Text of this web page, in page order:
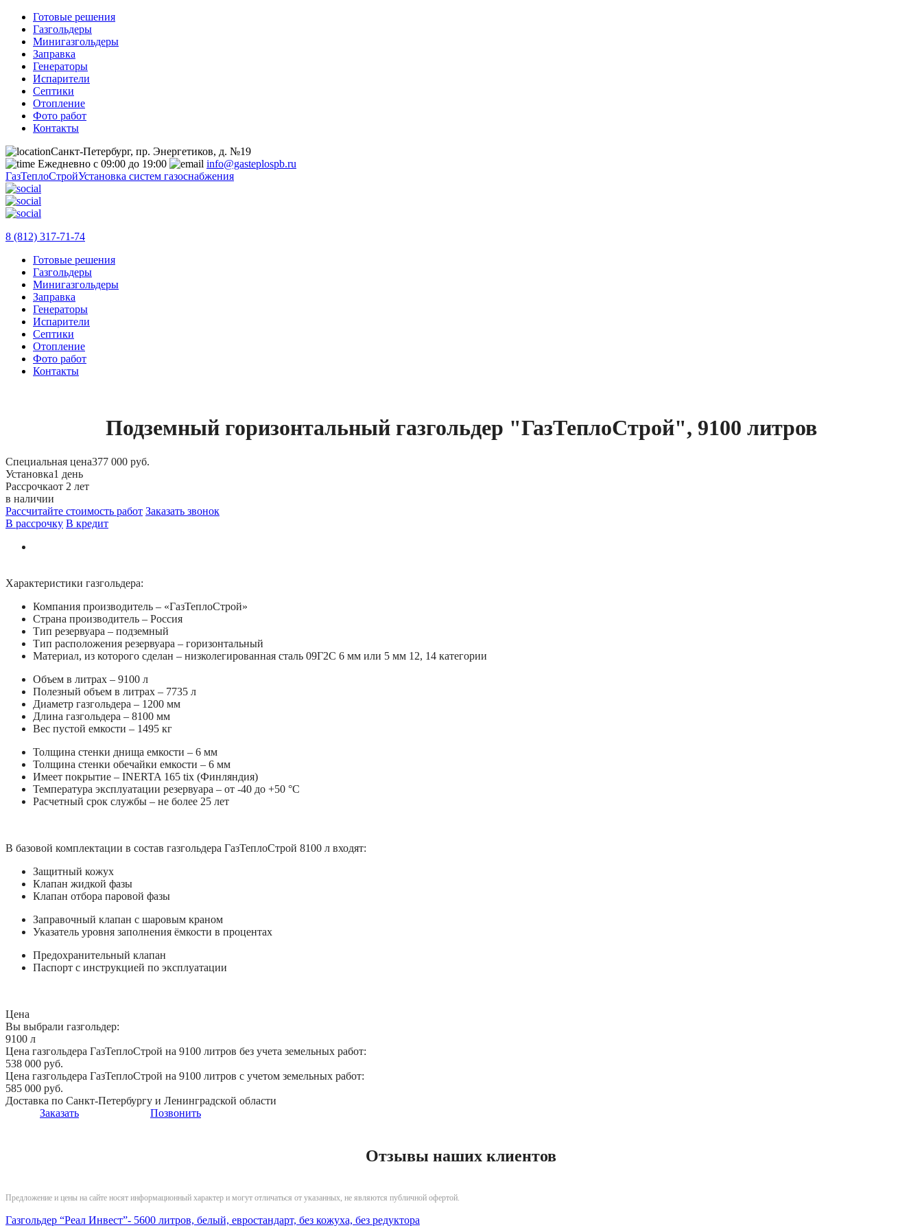
Готовые решения
Газгольдеры
Минигазгольдеры
Заправка
Генераторы
Испарители
Септики
Отопление
Фото работ
Контакты
Санкт-Петербург, пр. Энергетиков, д. №19
Ежедневно с 09:00 до 19:00
info@gasteplospb.ru
ГазТеплоСтройУстановка систем газоснабжения
8 (812) 317-71-74
Готовые решения
Газгольдеры
Минигазгольдеры
Заправка
Генераторы
Испарители
Септики
Отопление
Фото работ
Контакты
Подземный горизонтальный газгольдер "ГазТеплоСтрой", 9100 литров
Специальная цена377 000 руб.
Установка1 день
Рассрочкаот 2 лет
в наличии
Рассчитайте стоимость работ Заказать звонок
В рассрочку В кредит
Характеристики газгольдера:
Компания производитель – «ГазТеплоСтрой»
Страна производитель – Россия
Тип резервуара – подземный
Тип расположения резервуара – горизонтальный
Материал, из которого сделан – низколегированная сталь 09Г2С 6 мм или 5 мм 12, 14 категории
Объем в литрах – 9100 л
Полезный объем в литрах – 7735 л
Диаметр газгольдера – 1200 мм
Длина газгольдера – 8100 мм
Вес пустой емкости – 1495 кг
Толщина стенки днища емкости – 6 мм
Толщина стенки обечайки емкости – 6 мм
Имеет покрытие – INERTA 165 tix (Финляндия)
Температура эксплуатации резервуара – от -40 до +50 °C
Расчетный срок службы – не более 25 лет
В базовой комплектации в состав газгольдера ГазТеплоСтрой 8100 л входят:
Защитный кожух
Клапан жидкой фазы
Клапан отбора паровой фазы
Заправочный клапан с шаровым краном
Указатель уровня заполнения ёмкости в процентах
Предохранительный клапан
Паспорт с инструкцией по эксплуатации
Цена
Вы выбрали газгольдер:
9100 л
Цена газгольдера ГазТеплоСтрой на 9100 литров без учета земельных работ:
538 000 руб.
Цена газгольдера ГазТеплоСтрой на 9100 литров с учетом земельных работ:
585 000 руб.
Доставка по Санкт-Петербургу и Ленинградской области
Заказать
Позвонить
Отзывы наших клиентов
Предложение и цены на сайте носят информационный характер и могут отличаться от указанных, не являются публичной офертой.
Газгольдер “Реал Инвест”- 5600 литров, белый, евростандарт, без кожуха, без редуктора